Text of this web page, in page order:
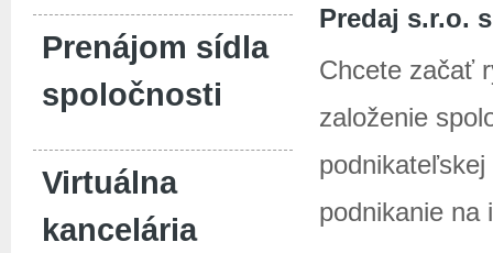
Prenájom sídla
spoločnosti
Virtuálna
kancelária
Predaj s.r.o.
Chcete začať
založenie
podnikanie na